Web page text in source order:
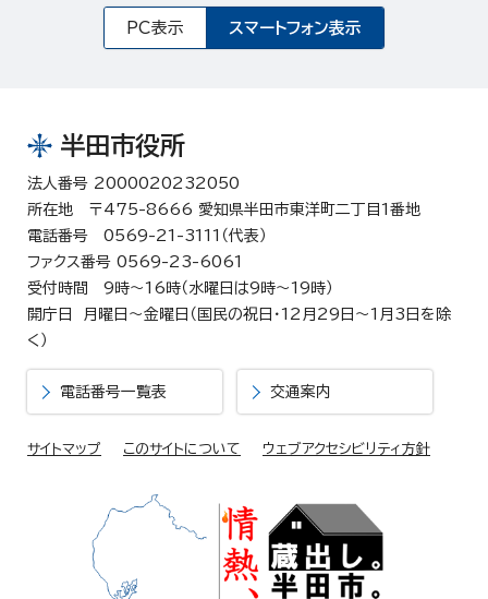
PC表示 スマートフォン表示
半田市役所
法人番号 2000020232050
所在地 〒475-8666 愛知県半田市東洋町二丁目1番地
電話番号 0569-21-3111（代表）
ファクス番号 0569-23-6061
受付時間 9時～16時（水曜日は9時～19時）
開庁日 月曜日～金曜日（国民の祝日・12月29日～1月3日を除
く）
電話番号一覧表 交通案内
サイトマップ このサイトについて ウェブアクセシビリティ方針